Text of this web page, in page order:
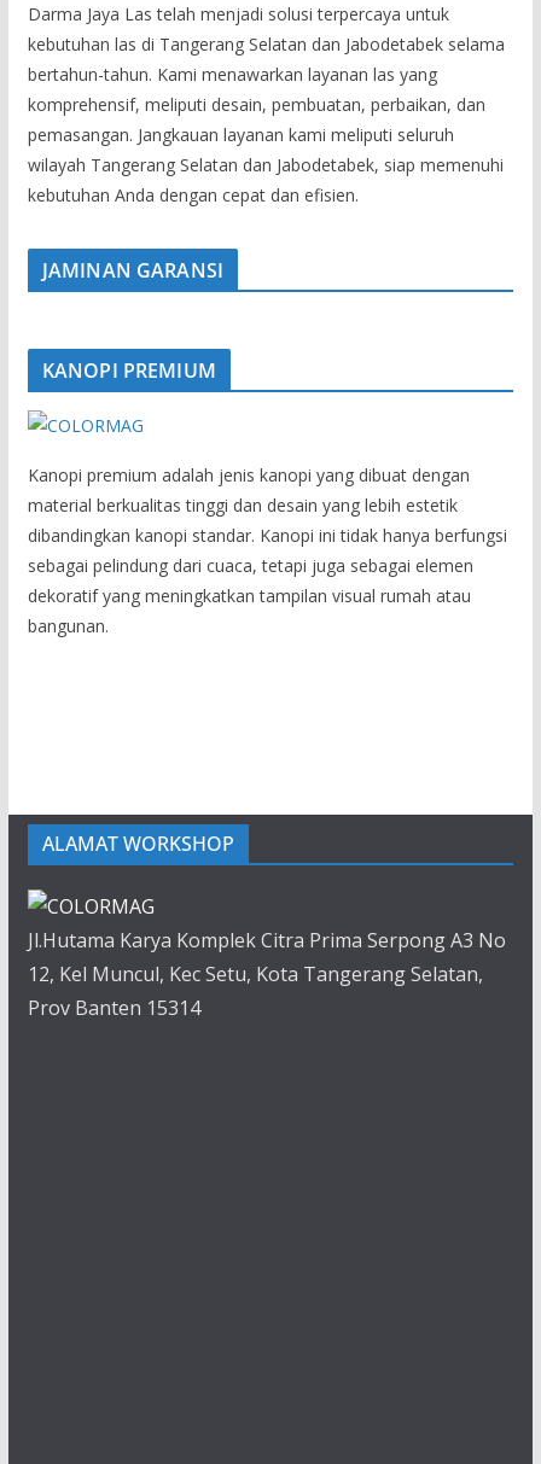
Darma Jaya Las telah menjadi solusi terpercaya untuk
kebutuhan las di Tangerang Selatan dan Jabodetabek selama
bertahun-tahun. Kami menawarkan layanan las yang
komprehensif, meliputi desain, pembuatan, perbaikan, dan
pemasangan. Jangkauan layanan kami meliputi seluruh
wilayah Tangerang Selatan dan Jabodetabek, siap memenuhi
kebutuhan Anda dengan cepat dan efisien.
JAMINAN GARANSI
KANOPI PREMIUM
Kanopi premium adalah jenis kanopi yang dibuat dengan
material berkualitas tinggi dan desain yang lebih estetik
dibandingkan kanopi standar. Kanopi ini tidak hanya berfungsi
sebagai pelindung dari cuaca, tetapi juga sebagai elemen
dekoratif yang meningkatkan tampilan visual rumah atau
bangunan.
ALAMAT WORKSHOP
Jl.Hutama Karya Komplek Citra Prima Serpong A3 No
12, Kel Muncul, Kec Setu, Kota Tangerang Selatan,
Prov Banten 15314